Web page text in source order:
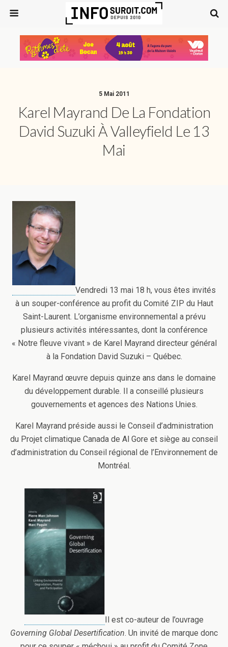
5 Mai 2011
Karel Mayrand De La Fondation
David Suzuki À Valleyfield Le 13
Mai
Vendredi 13 mai 18 h, vous êtes invités
à un souper-conférence au profit du Comité ZIP du Haut
Saint-Laurent. L’organisme environnemental a prévu
plusieurs activités intéressantes, dont la conférence
« Notre fleuve vivant » de Karel Mayrand directeur général
à la Fondation David Suzuki – Québec.
Karel Mayrand œuvre depuis quinze ans dans le domaine
du développement durable. Il a conseillé plusieurs
gouvernements et agences des Nations Unies.
Karel Mayrand préside aussi le Conseil d’administration
du Projet climatique Canada de Al Gore et siège au conseil
d’administration du Conseil régional de l’Environnement de
Montréal.
Il est co-auteur de l’ouvrage
Governing Global Desertification. Un invité de marque donc